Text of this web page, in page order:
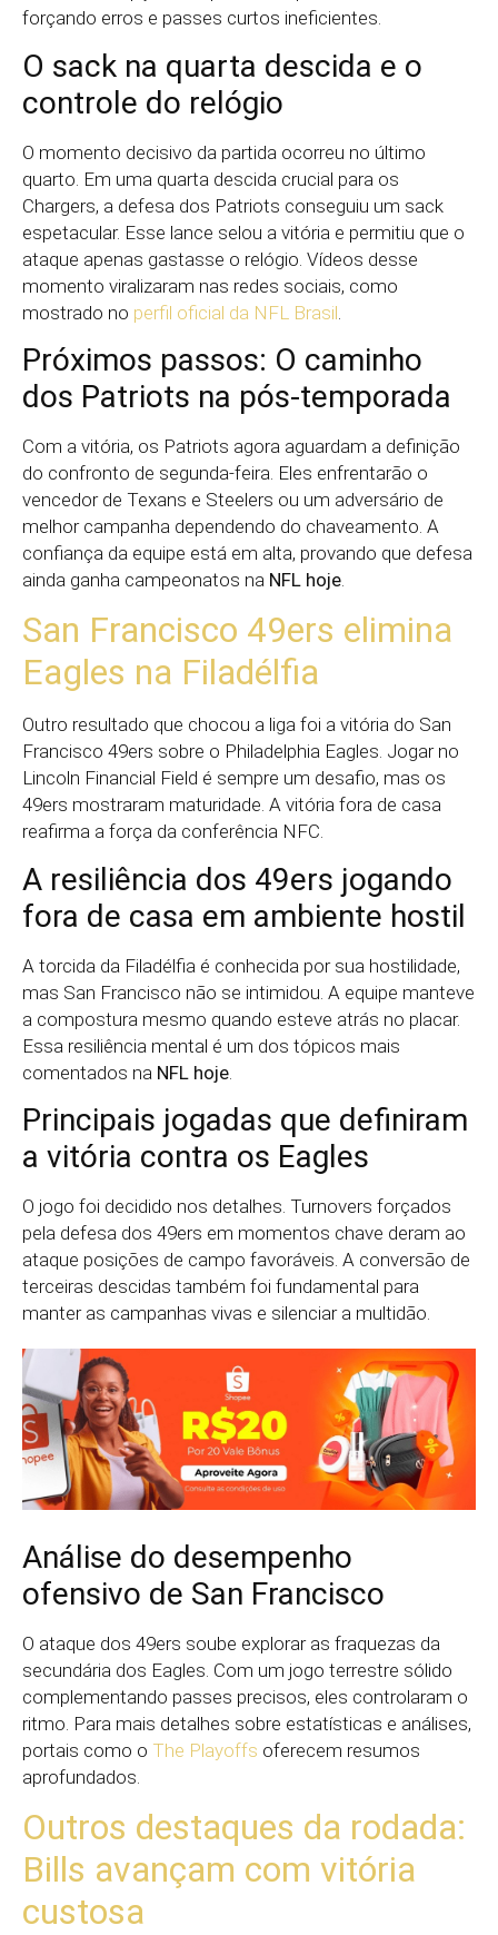
forçando erros e passes curtos ineficientes.
O sack na quarta descida e o
controle do relógio
O momento decisivo da partida ocorreu no último
quarto. Em uma quarta descida crucial para os
Chargers, a defesa dos Patriots conseguiu um sack
espetacular. Esse lance selou a vitória e permitiu que o
ataque apenas gastasse o relógio. Vídeos desse
momento viralizaram nas redes sociais, como
mostrado no perfil oficial da NFL Brasil
Próximos passos: O caminho
dos Patriots na pós-temporada
Com a vitória, os Patriots agora aguardam a definição
do confronto de segunda-feira. Eles enfrentarão o
vencedor de Texans e Steelers ou um adversário de
melhor campanha dependendo do chaveamento. A
confiança da equipe está em alta, provando que defesa
ainda ganha campeonatos na NFL hoje
San Francisco 49ers elimina
Eagles na Filadélfia
Outro resultado que chocou a liga foi a vitória do San
Francisco 49ers sobre o Philadelphia Eagles. Jogar no
Lincoln Financial Field é sempre um desafio, mas os
49ers mostraram maturidade. A vitória fora de casa
reafirma a força da conferência NFC.
A resiliência dos 49ers jogando
fora de casa em ambiente hostil
A torcida da Filadélfia é conhecida por sua hostilidade,
mas San Francisco não se intimidou. A equipe manteve
a compostura mesmo quando esteve atrás no placar.
Essa resiliência mental é um dos tópicos mais
comentados na NFL hoje
Principais jogadas que definiram
a vitória contra os Eagles
O jogo foi decidido nos detalhes. Turnovers forçados
pela defesa dos 49ers em momentos chave deram ao
ataque posições de campo favoráveis. A conversão de
terceiras descidas também foi fundamental para
manter as campanhas vivas e silenciar a multidão.
Análise do desempenho
ofensivo de San Francisco
O ataque dos 49ers soube explorar as fraquezas da
secundária dos Eagles. Com um jogo terrestre sólido
complementando passes precisos, eles controlaram o
ritmo. Para mais detalhes sobre estatísticas e análises,
portais como o The Playoffs oferecem resumos
aprofundados.
Outros destaques da rodada:
Bills avançam com vitória
custosa